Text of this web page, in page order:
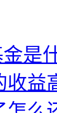
是
收益